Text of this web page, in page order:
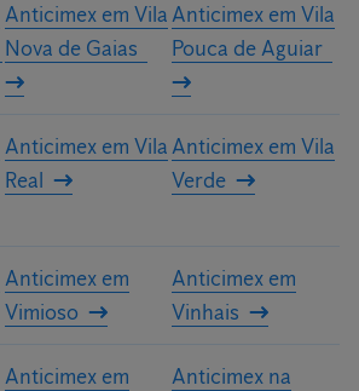
Anticimex em Vila
Nova de Gaias
Anticimex em Vila
Pouca de Aguiar
Anticimex em Vila
Real
Anticimex em Vila
Verde
Anticimex em
Vimioso
Anticimex em
Vinhais
Anticimex em
Anticimex na